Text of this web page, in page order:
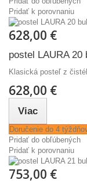
Pridať k porovnaniu
628,00 €
postel LAURA 20
Klasická posteľ z
628,00 €
Viac
Doručenie do 4
Pridať do obľúbených
Pridať k porovnaniu
753,00 €